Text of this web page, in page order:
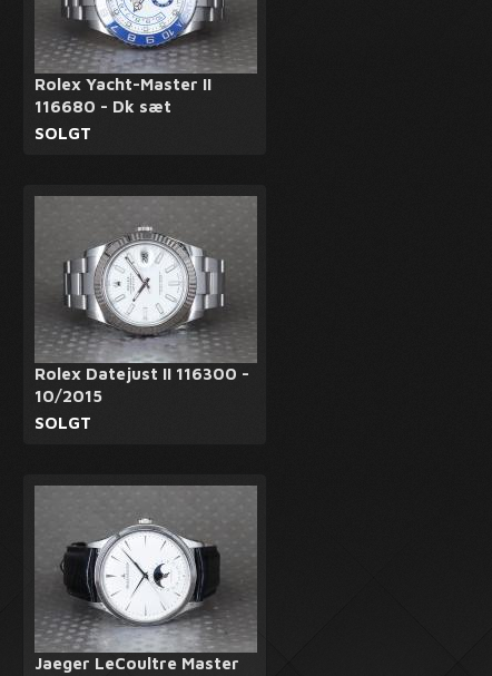
Rolex Yacht-Master II
116680 - Dk sæt
SOLGT
Rolex Datejust II 116300 -
10/2015
SOLGT
Jaeger LeCoultre Master